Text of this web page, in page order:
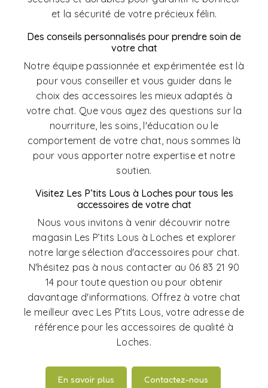
et la sécurité de votre précieux félin.
Des conseils personnalisés pour prendre soin de
votre chat
Notre équipe passionnée et expérimentée est là
pour vous conseiller et vous guider dans le
choix des accessoires les mieux adaptés à
votre chat. Que vous ayez des questions sur la
nourriture, les soins, l'éducation ou le
comportement de votre chat, nous sommes là
pour vous apporter notre expertise et notre
soutien.
Visitez Les P’tits Lous à Loches pour tous les
accessoires de votre chat
Nous vous invitons à venir découvrir notre
magasin Les P’tits Lous à Loches et explorer
notre large sélection d'accessoires pour chat.
N'hésitez pas à nous contacter au 06 83 21 90
14 pour toute question ou pour obtenir
davantage d'informations. Offrez à votre chat
le meilleur avec Les P’tits Lous, votre adresse de
référence pour les accessoires de qualité à
Loches.
En savoir plus Contactez-nous